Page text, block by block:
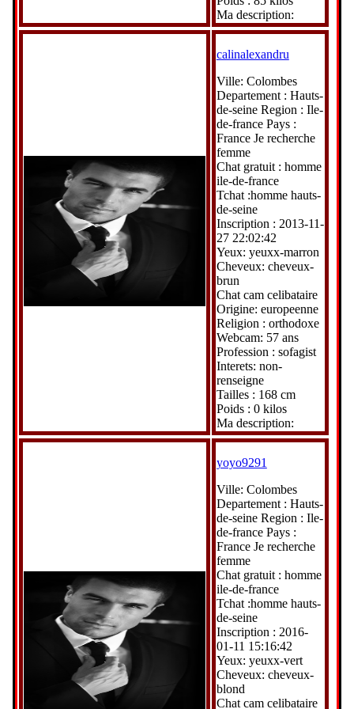
Ma description:
calinalexandru
Ville: Colombes
Departement : Hauts-
de-seine Region : Ile-
de-france Pays :
France Je recherche
femme
Chat gratuit : homme
ile-de-france
Tchat :homme hauts-
de-seine
Inscription : 2013-11-
27 22:02:42
Yeux: yeuxx-marron
Cheveux: cheveux-
brun
Chat cam celibataire
Origine: europeenne
Religion : orthodoxe
Webcam: 57 ans
Profession : sofagist
Interets: non-
renseigne
Tailles : 168 cm
Poids : 0 kilos
Ma description:
yoyo9291
Ville: Colombes
Departement : Hauts-
de-seine Region : Ile-
de-france Pays :
France Je recherche
femme
Chat gratuit : homme
ile-de-france
Tchat :homme hauts-
de-seine
Inscription : 2016-
01-11 15:16:42
Yeux: yeuxx-vert
Cheveux: cheveux-
blond
Chat cam celibataire